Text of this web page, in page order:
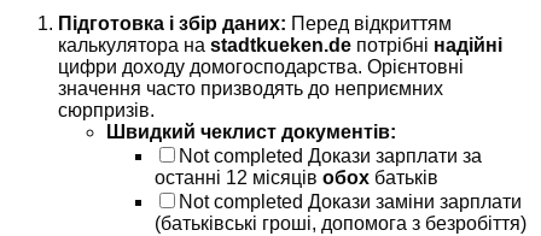
Підготовка і збір даних: Перед відкриттям
калькулятора на stadtkueken.de потрібні надійні
цифри доходу домогосподарства. Орієнтовні
значення часто призводять до неприємних
сюрпризів.
Швидкий чеклист документів:
Not completed Докази зарплати за
останні 12 місяців обох батьків
Not completed Докази заміни зарплати
(батьківські гроші, допомога з безробіття)